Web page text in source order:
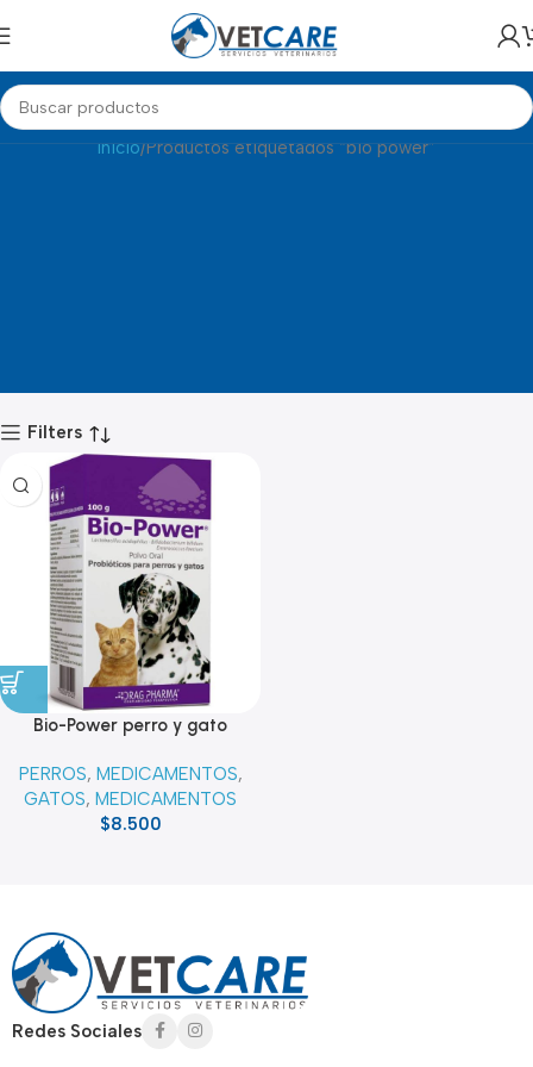
Inicio Productos etiquetados “bio power”
Filters
Bio-Power perro y gato
PERROS, MEDICAMENTOS,
GATOS, MEDICAMENTOS
$8.500
Redes Sociales